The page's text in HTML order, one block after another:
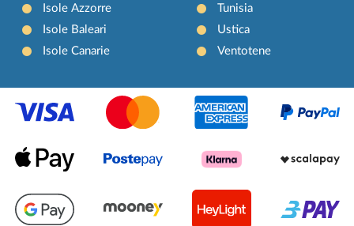
Isole Azzorre
Isole Baleari
Isole Canarie
Tunisia
Ustica
Ventotene